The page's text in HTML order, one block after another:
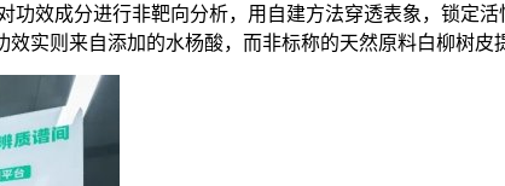
功效成分进行非靶向分析，用自建方法穿透表象，锁定
实则来自添加的水杨酸，而非标称的天然原料白柳树皮